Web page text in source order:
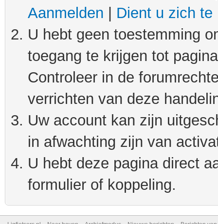
Aanmelden
Dient u zich te
U hebt geen toestemming
toegang te krijgen tot
Controleer in de
verrichten van deze
Uw account kan zijn
in afwachting zijn van
U hebt deze pagina direct
formulier of koppeling.